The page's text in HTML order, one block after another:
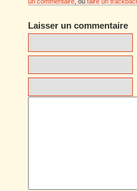
Laisser un commentaire